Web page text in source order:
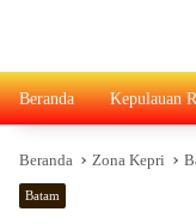
Beranda Kepulauan
Beranda Zona Kepri
Batam